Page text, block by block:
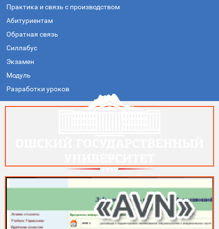
Практика и связь с производством
Абитуриентам
Обратная связь
Силлабус
Экзамен
Модуль
Разработки уроков